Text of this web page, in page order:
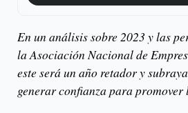
En un análisis sobre 2023 y las
la Asociación Nacional de
este será un año retador y
generar confianza para